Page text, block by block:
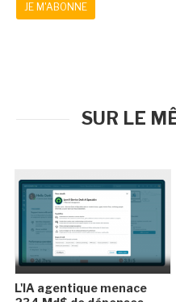
JE M'ABONNE
SUR LE
L'IA agentique menace